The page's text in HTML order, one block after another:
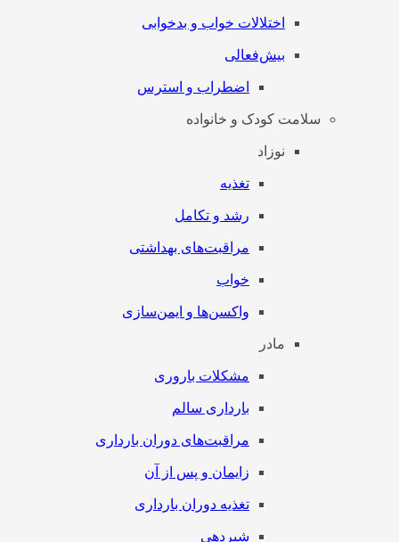
اختلالات خواب و بدخوابی
بیش‌فعالی
اضطراب و استرس
سلامت کودک و خانواده
نوزاد
تغذیه
رشد و تکامل
مراقبت‌های بهداشتی
خواب
واکسن‌ها و ایمن‌سازی
مادر
مشکلات باروری
بارداری سالم
مراقبت‌های دوران بارداری
زایمان و پس از آن
تغذیه دوران بارداری
شیردهی